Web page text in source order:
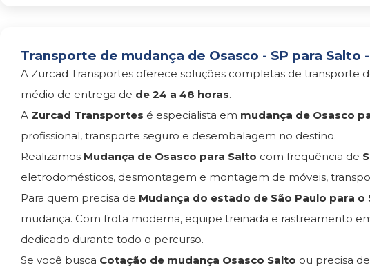
Transporte de mudança de Osasco - SP para Salto -
A Zurcad Transportes oferece soluções completas de transporte
médio de entrega de de 24 a 48 horas.
A Zurcad Transportes é especialista em mudança de Osasco
profissional, transporte seguro e desembalagem no destino.
Realizamos Mudança de Osasco para Salto com frequência de
eletrodomésticos, desmontagem e montagem de móveis,
Para quem precisa de Mudança do estado de São Paulo para o
mudança. Com frota moderna, equipe treinada e rastreamento
dedicado durante todo o percurso.
Se você busca Cotação de mudança Osasco Salto ou precisa de